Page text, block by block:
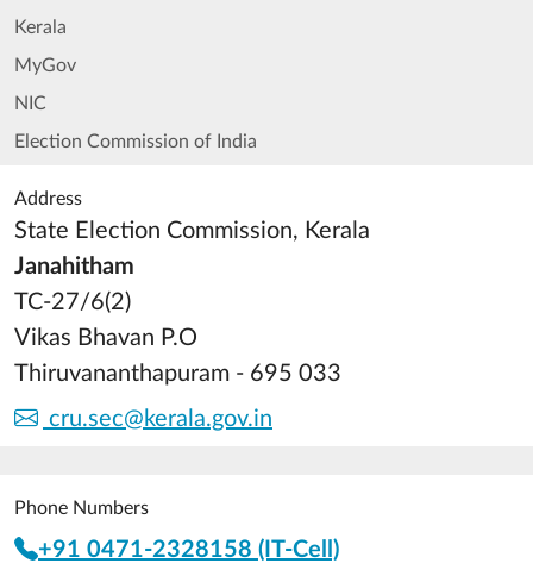
Kerala
MyGov
NIC
Election Commission of India
Address
State Election Commission, Kerala
Janahitham
TC-27/6(2)
Vikas Bhavan P.O
Thiruvananthapuram - 695 033
cru.sec@kerala.gov.in
Phone Numbers
+91 0471-2328158 (IT-Cell)